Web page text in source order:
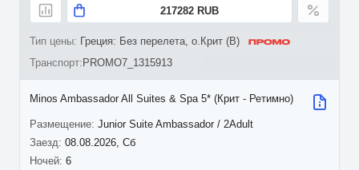
217282 RUB
Греция: Без перелета, о.Крит (B)
PROMO7_1315913
08.08.2026, Сб
6
Minos Ambassador All Suites & Spa 5* (Крит - Ретимно)
Junior Suite Ambassador / 2Adult